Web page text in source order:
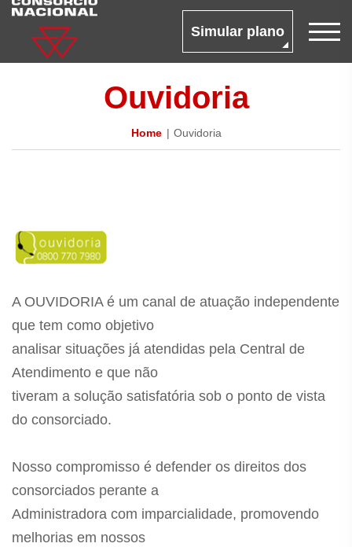
Simular plano
Ouvidoria
Home Ouvidoria
A OUVIDORIA é um canal de atuação independente
que tem como objetivo
analisar situações já atendidas pela Central de
Atendimento e que não
tiveram a solução satisfatória sob o ponto de vista
do consorciado.
Nosso compromisso é defender os direitos dos
consorciados perante a
Administradora com imparcialidade, promovendo
melhorias em nossos